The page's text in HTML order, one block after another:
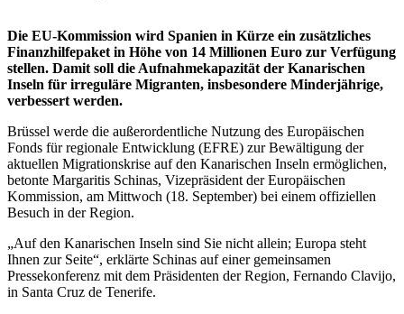
Die EU-Kommission wird Spanien in Kürze ein zusätzliches
Finanzhilfepaket in Höhe von 14 Millionen Euro zur Verfügung
stellen. Damit soll die Aufnahmekapazität der Kanarischen
Inseln für irreguläre Migranten, insbesondere Minderjährige,
verbessert werden.
Brüssel werde die außerordentliche Nutzung des Europäischen
Fonds für regionale Entwicklung (EFRE) zur Bewältigung der
aktuellen Migrationskrise auf den Kanarischen Inseln ermöglichen,
betonte Margaritis Schinas, Vizepräsident der Europäischen
Kommission, am Mittwoch (18. September) bei einem offiziellen
Besuch in der Region.
„Auf den Kanarischen Inseln sind Sie nicht allein; Europa steht
Ihnen zur Seite“, erklärte Schinas auf einer gemeinsamen
Pressekonferenz mit dem Präsidenten der Region, Fernando Clavijo,
in Santa Cruz de Tenerife.